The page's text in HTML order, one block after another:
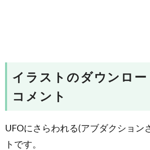
イラストのダウンロー
コメント
UFOにさらわれる(アブダクション
トです。